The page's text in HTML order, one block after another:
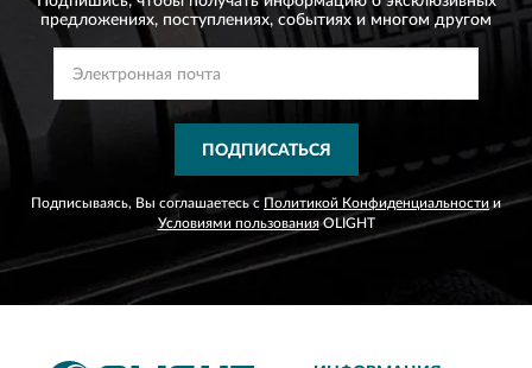
предложениях, поступлениях, событиях и многом другом
ПОДПИСАТЬСЯ
Подписываясь, Вы соглашаетесь с Политикой Конфиденциальности и
Условиями пользованияOLIGHT